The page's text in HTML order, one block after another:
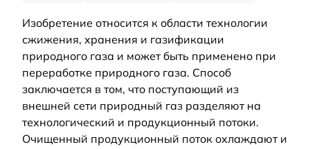
Изобретение относится к области технологии
сжижения, хранения и газификации
природного газа и может быть применено при
переработке природного газа. Способ
заключается в том, что поступающий из
внешней сети природный газ разделяют на
технологический и продукционный потоки.
Очищенный продукционный поток охлаждают и